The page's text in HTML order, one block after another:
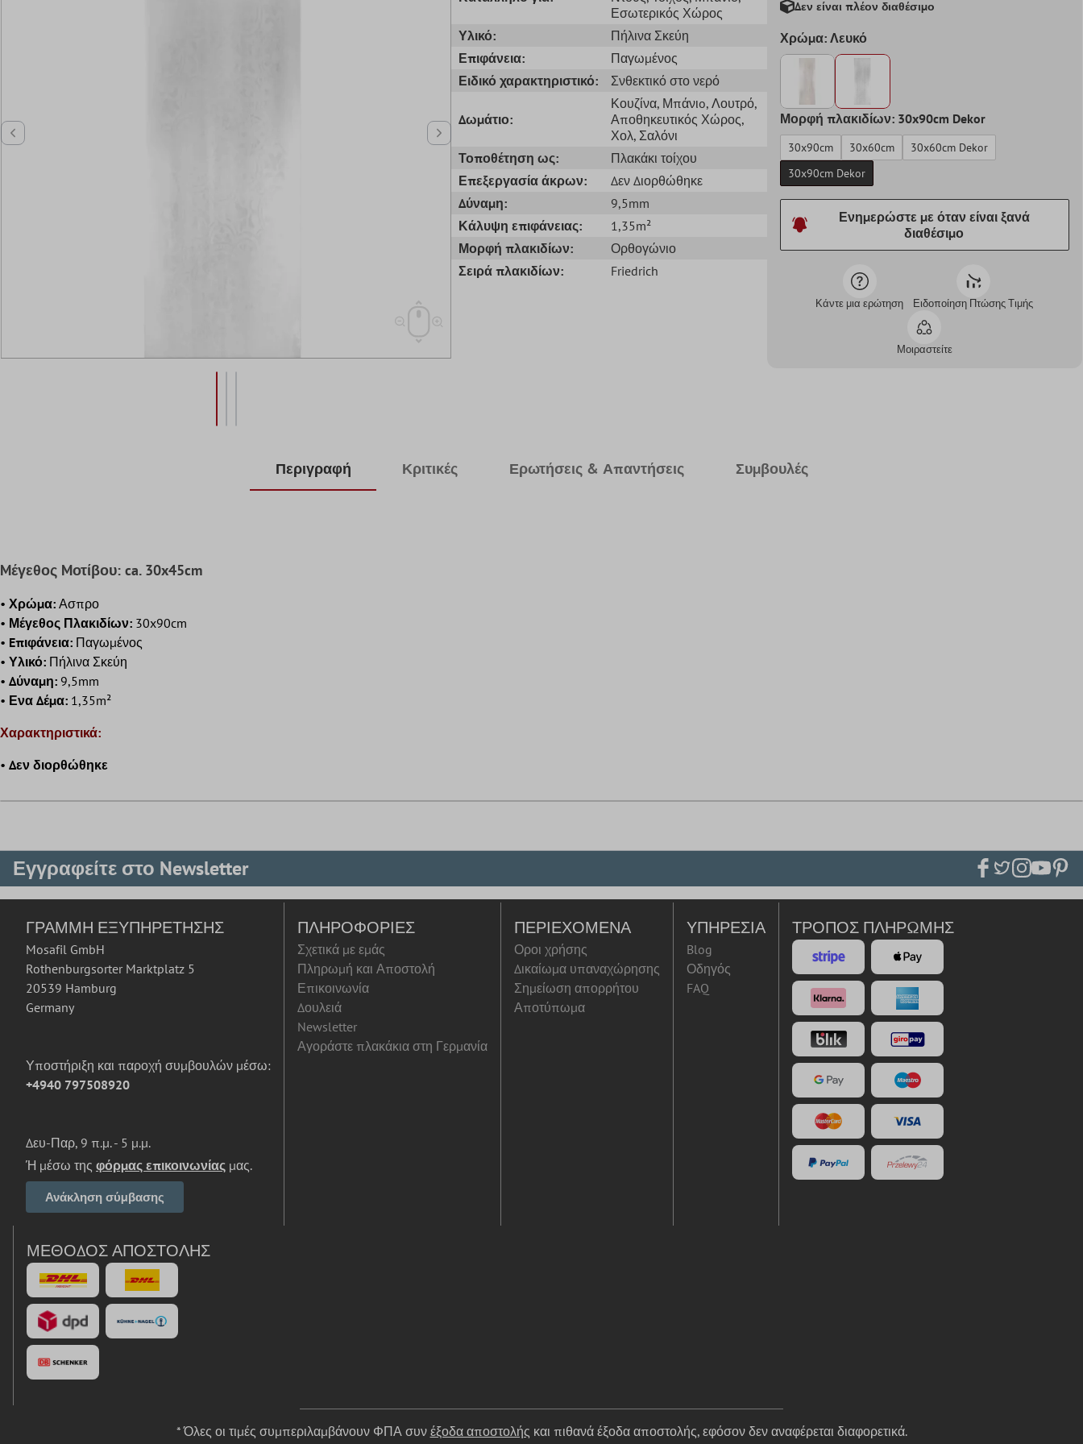
Εσωτερικός Χώρος
Υλικό:
Πήλινα Σκεύη
Επιφάνεια:
Παγωμένος
Ειδικό χαρακτηριστικό:
Σνθεκτικό στο νερό
Δωμάτιο:
Κουζίνα, Μπάνιo, Λουτρό,
Αποθηκευτικός Χώρος,
Χολ, Σαλόνι
Τοποθέτηση ως:
Πλακάκι τοίχου
Επεξεργασία άκρων:
Δεν Διορθώθηκε
Δύναμη:
9,5mm
Κάλυψη επιφάνειας:
1,35m²
Μορφή πλακιδίων:
Ορθογώνιο
Σειρά πλακιδίων:
Friedrich
Δεν είναι πλέον διαθέσιμο
Χρώμα: Λευκό
Μορφή πλακιδίων: 30x90cm Dekor
30x90cm 30x60cm
30x60cm Dekor
30x90cm Dekor
Ενημερώστε με όταν είναι ξανά
διαθέσιμο
Κάντε μια ερώτηση Ειδοποίηση Πτώσης Τιμής
Μοιραστείτε
Περιγραφή Κριτικές Ερωτήσεις & Απαντήσεις Συμβουλές
Mέγεθος Mοτίβου: ca. 30x45cm
• Χρώμα: Ασπρο
• Μέγεθος Πλακιδίων: 30x90cm
• Eπιφάνεια: Παγωμένος
• Υλικό: Πήλινα Σκεύη
• Δύναμη: 9,5mm
• Ενα Δέμα: 1,35m²
Χαρακτηριστικά:
• Δεν διορθώθηκε
Εγγραφείτε στο Newsletter
ΓΡΑΜΜΉ ΕΞΥΠΗΡΈΤΗΣΗΣ
Mosafil GmbH
Rothenburgsorter Marktplatz 5
20539 Hamburg
Germany
Υποστήριξη και παροχή συμβουλών μέσω:
+4940 797508920
Δευ-Παρ, 9 π.μ. - 5 μ.μ.
Ή μέσω της φόρμας επικοινωνίας μας.
Ανάκληση σύμβασης
ΠΛΗΡΟΦΟΡΊΕΣ
Σχετικά με εμάς
Πληρωμή και Αποστολή
Επικοινωνία
Δουλειά
Newsletter
Αγοράστε πλακάκια στη Γερμανία
ΠΕΡΙΕΧΌΜΕΝΑ
Οροι χρήσης
Δικαίωμα υπαναχώρησης
Σημείωση απορρήτου
Αποτύπωμα
ΥΠΗΡΕΣΊΑ
Blog
Οδηγός
FAQ
ΤΡΌΠΟΣ ΠΛΗΡΩΜΉΣ
ΜΈΘΟΔΟΣ ΑΠΟΣΤΟΛΉΣ
* Όλες οι τιμές συμπεριλαμβάνουν ΦΠΑ συν έξοδα αποστολής και πιθανά έξοδα αποστολής, εφόσον δεν αναφέρεται διαφορετικά.